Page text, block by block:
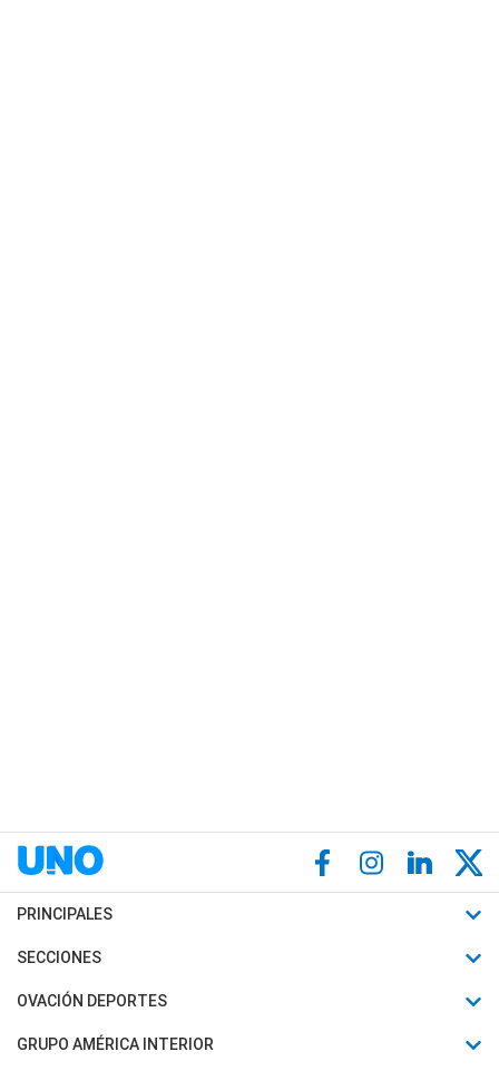
PRINCIPALES
Últimas Noticias
Política
SECCIONES
Horóscopo
Motores
OVACIÓN DEPORTES
Fútbol
GRUPO AMÉRICA INTERIOR